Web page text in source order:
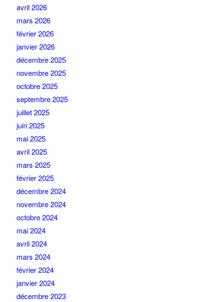
avril 2026
mars 2026
février 2026
janvier 2026
décembre 2025
novembre 2025
octobre 2025
septembre 2025
juillet 2025
juin 2025
mai 2025
avril 2025
mars 2025
février 2025
décembre 2024
novembre 2024
octobre 2024
mai 2024
avril 2024
mars 2024
février 2024
janvier 2024
décembre 2023